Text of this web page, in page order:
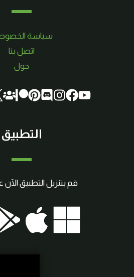
سياسة
اتصل بنا
حول
التطبيق
قم بتنزيل التطبيق